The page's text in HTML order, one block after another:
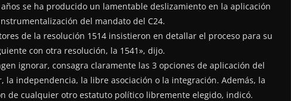
se ha producido un lamentable deslizamiento en la aplicación
del mandato del C24.
de la resolución 1514 insistieron en detallar el proceso para su
con otra resolución, la 1541», dijo.
ignorar, consagra claramente las 3 opciones de aplicación del
independencia, la libre asociación o la integración. Además, la
de cualquier otro estatuto político libremente elegido, indicó.